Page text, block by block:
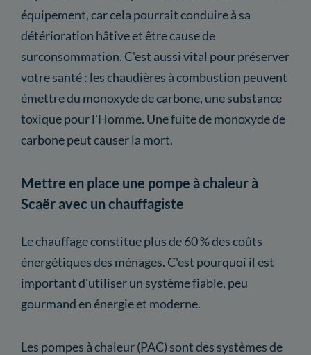
équipement, car cela pourrait conduire à sa
détérioration hâtive et être cause de
surconsommation. C'est aussi vital pour préserver
votre santé : les chaudières à combustion peuvent
émettre du monoxyde de carbone, une substance
toxique pour l'Homme. Une fuite de monoxyde de
carbone peut causer la mort.
Mettre en place une pompe à chaleur à
Scaër avec un chauffagiste
Le chauffage constitue plus de 60 % des coûts
énergétiques des ménages. C'est pourquoi il est
important d'utiliser un système fiable, peu
gourmand en énergie et moderne.
Les pompes à chaleur (PAC) sont des systèmes de